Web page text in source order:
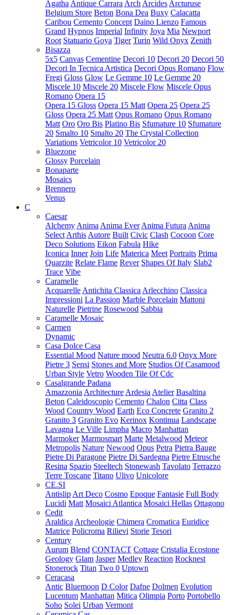
Agatha Antique Carrara Arch Arcides Arcturuse
Belgium Store Beton Bona Dea Buxy Calacatta
Caribou Cemento Concept Daino Lienzo Famous
Grand Hypnos Imperial Infinity Joya Mia Newport
Root Statuario Goya Tiger Turin Wild Onyx Zenith
Bisazza
5x5 Canvas Cementine Decori 10 Decori 20 Decori 50
Decori In Tecnica Artistica Decori Opus Romano Flow
Fregi Gloss Glow Le Gemme 10 Le Gemme 20
Miscele 10 Miscele 20 Miscele Flow Miscele Opus
Romano Opera 15
Opera 15 Gloss Opera 15 Matt Opera 25 Opera 25
Gloss Opera 25 Matt Opus Romano Opus Romano
Matt Oro Oro Bis Platino Bis Sfumature 10 Sfumature
20 Smalto 10 Smalto 20 The Crystal Collection
Variations Vetricolor 10 Vetricolor 20
Bluezone
Glossy Porcelain
Bonaparte
Mosaics
Brennero
Venus
C
Caesar
Alchemy Anima Anima Ever Anima Futura Anima
Select Arthis Autore Built Civic Clash Cocoon Core
Deco Solutions Eikon Fabula Hike
Iconica Inner Join Life Materica Meet Portraits Prima
Quarzite Relate Flame Rever Shapes Of Italy Slab2
Trace Vibe
Caramelle
Acquarelle Antichita Classica Arlecchino Classica
Impressioni La Passion Marble Porcelain Mattoni
Naturelle Pietrine Rosewood Sabbia
Caramelle Mosaic
Carmen
Dynamic
Casa Dolce Casa
Essential Mood Nature mood Neutra 6.0 Onyx More
Pietre 3 Sensi Stones and More Studios Of Casamood
Urban Style Vetro Wooden Tile Of Cdc
Casalgrande Padana
Amazzonia Architecture Ardesia Atelier Basaltina
Beton Caleidoscopio Cemento Chalon Citta Class
Wood Country Wood Earth Eco Concrete Granito 2
Granito 3 Granito Evo Kerinox Kontinua Landscape
Lavagna Le Ville Limpha Macro Manhattan
Marmoker Marmosmart Marte Metalwood Meteor
Metropolis Nature Newood Opus Petra Pietra Bauge
Pietre Di Paragone Pietre Di Sardegna Pietre Etrusche
Resina Spazio Steeltech Stonewash Tavolato Terrazzo
Terre Toscane Titano Ulivo Unicolore
CE.SI
Antislip Art Deco Cosmo Epoque Fantasie Full Body
Lucidi Matt Mosaici Atlantica Mosaici Hellas Ottagono
Cedit
Araldica Archeologie Chimera Cromatica Euridice
Matrice Policroma Rilievi Storie Tesori
Century
Aurum Blend CONTACT Cottage Cristalia Ecostone
Geology Glam Jasper Medley Reaction Rocknest
Stonerock Titan Two 0 Uptown
Ceracasa
Antic Bluemoon D Color Dafne Dolmen Evolution
Lucentum Manhattan Mitica Olimpia Porto Portobello
Soho Solei Urban Vermont